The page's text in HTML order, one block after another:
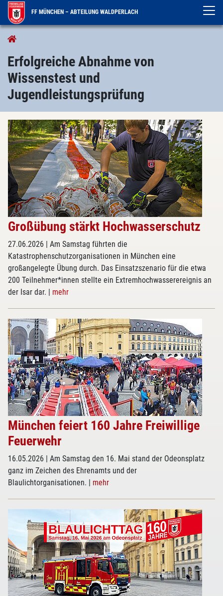
FF MÜNCHEN – ABTEILUNG WALDPERLACH
Erfolgreiche Abnahme von
Wissenstest und
Jugendleistungsprüfung
Großübung stärkt Hochwasserschutz
27.06.2026 | Am Samstag führten die
Katastrophenschutzorganisationen in München eine
großangelegte Übung durch. Das Einsatzszenario für die etwa
200 Teilnehmer*innen stellte ein Extremhochwasserereignis an
der Isar dar. | mehr
München feiert 160 Jahre Freiwillige
Feuerwehr
16.05.2026 | Am Samstag den 16. Mai stand der Odeonsplatz
ganz im Zeichen des Ehrenamts und der
Blaulichtorganisationen. | mehr